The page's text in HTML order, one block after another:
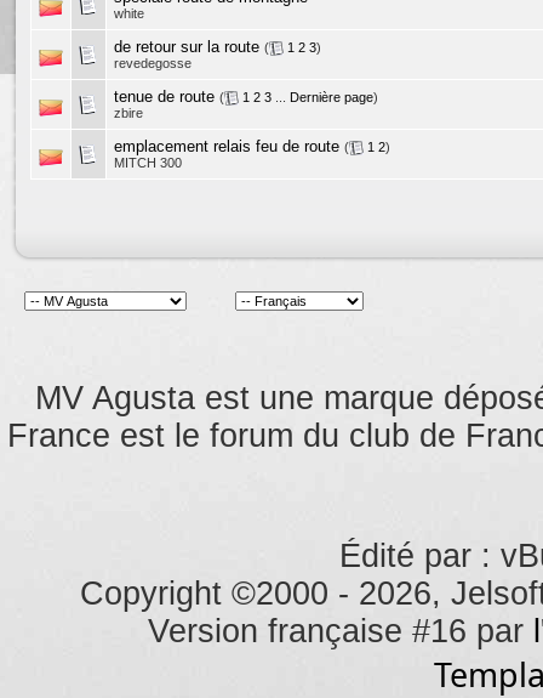
white
de retour sur la route ( 1 2 3)
revedegosse
tenue de route ( 1 2 3 Dernière page)
zbire
emplacement relais feu de route ( 1 2)
MITCH 300
MV Agusta est une marque
France est le forum du club de
Édité par :
Copyright ©2000 - 2026,
Version française #16 par